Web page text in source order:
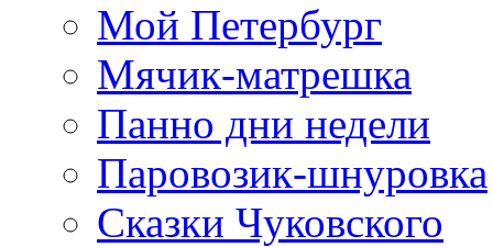
Мой Петербург
Мячик-матрешка
Панно дни недели
Паровозик-шнуровка
Сказки Чуковского